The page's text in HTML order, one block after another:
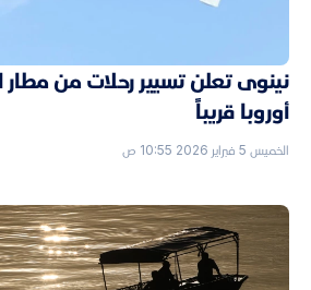
نينوى تعلن تسيير رحلات من مطار
أوروبا قريباً
الخميس 5 فبراير 2026 10:55 ص